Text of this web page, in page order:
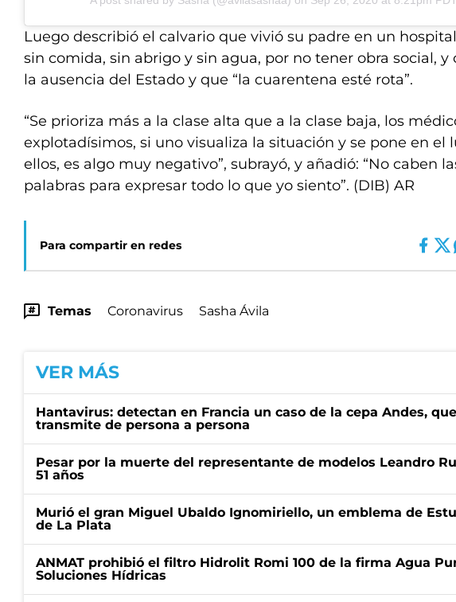
Luego describió el calvario que vivió su padre en un
sin comida, sin abrigo y sin agua, por no tener obra social, y
la ausencia del Estado y que “la cuarentena esté rota”.
“Se prioriza más a la clase alta que a la clase baja, los
explotadísimos, si uno visualiza la situación y se pone en el
ellos, es algo muy negativo”, subrayó, y añadió: “No caben
palabras para expresar todo lo que yo siento”. (DIB) AR
Para compartir en redes
Temas Coronavirus Sasha Ávila
VER MÁS
Hantavirus: detectan en Francia un caso de la cepa Andes,
transmite de persona a persona
Pesar por la muerte del representante de modelos Leandro
51 años
Murió el gran Miguel Ubaldo Ignomiriello, un emblema de
de La Plata
ANMAT prohibió el filtro Hidrolit Romi 100 de la firma Agua
Soluciones Hídricas